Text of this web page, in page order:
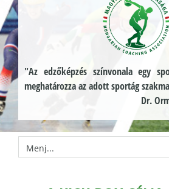
"Az edzőképzés színvonala egy
meghatározza az adott sportág
Dr.
Menj...